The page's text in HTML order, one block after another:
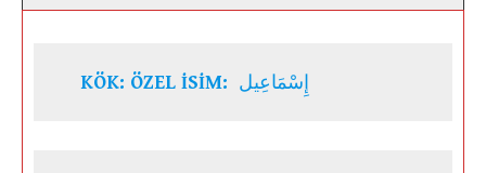
KÖK: ÖZEL İSİM: إِسْمَاعِيل